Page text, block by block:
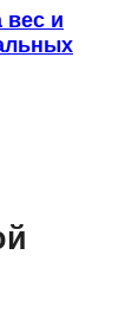
вес и